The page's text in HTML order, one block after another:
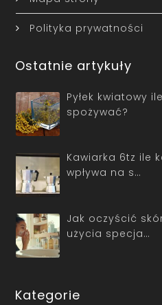
Polityka prywatności
Ostatnie artykuły
Pyłek kwiatowy
spożywać?
Kawiarka 6tz ile
wpływa na s…
Jak oczyścić
użycia specja…
Kategorie